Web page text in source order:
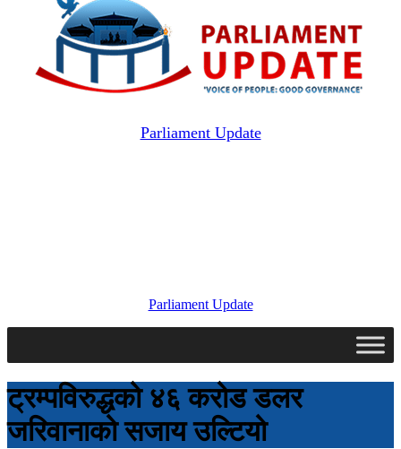
Parliament Update
Parliament Update
ट्रम्पविरुद्धको ४६ करोड डलर
जरिवानाको सजाय उल्टियो